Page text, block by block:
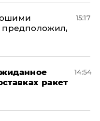
предположил,
15:17
ракет
14:54